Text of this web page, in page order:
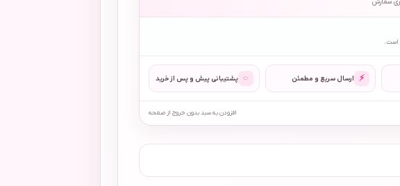
است.
⚡ ارسال سریع و مطمئن ◌ پشتیبانی پیش و پس از خرید
افزودن به سبد بدون خروج از صفحه